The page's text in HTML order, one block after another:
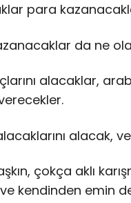
para
da ne
alacaklar,
alacak,
çokça aklı
kendinden emin